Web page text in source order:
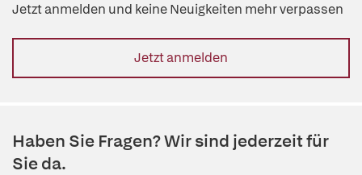
Jetzt anmelden und keine Neuigkeiten mehr verpassen
Jetzt anmelden
Haben Sie Fragen? Wir sind jederzeit für
Sie da.